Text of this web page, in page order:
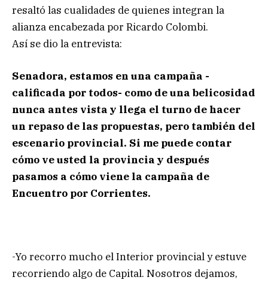
resaltó las cualidades de quienes integran la
alianza encabezada por Ricardo Colombi.
Así se dio la entrevista:
Senadora, estamos en una campaña -
calificada por todos- como de una belicosidad
nunca antes vista y llega el turno de hacer
un repaso de las propuestas, pero también del
escenario provincial. Si me puede contar
cómo ve usted la provincia y después
pasamos a cómo viene la campaña de
Encuentro por Corrientes.
-Yo recorro mucho el Interior provincial y estuve
recorriendo algo de Capital. Nosotros dejamos,